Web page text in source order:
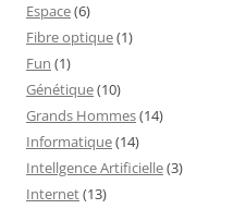
Espace(6)
Fibre optique(1)
Fun (1)
Génétique(10)
Grands Hommes(14)
Informatique(14)
Intellgence Artificielle(3)
Internet(13)